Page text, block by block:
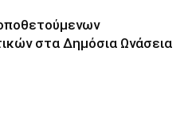
στα Δημόσια Ωνάσεια